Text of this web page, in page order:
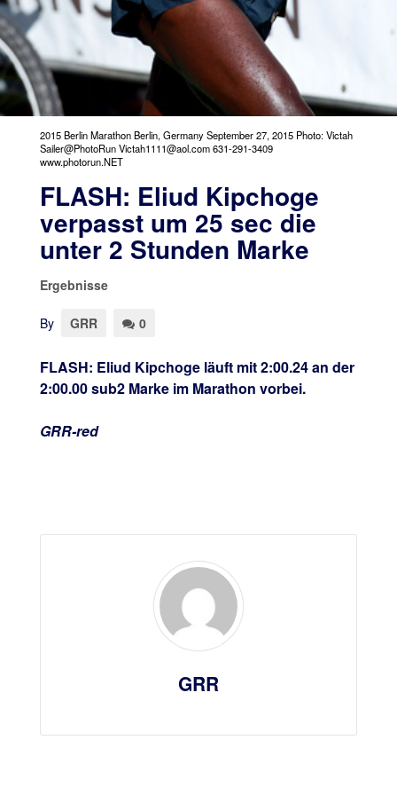
2015 Berlin Marathon Berlin, Germany September 27, 2015 Photo: Victah
Sailer@PhotoRun Victah1111@aol.com 631-291-3409
www.photorun.NET
FLASH: Eliud Kipchoge
verpasst um 25 sec die
unter 2 Stunden Marke
Ergebnisse
By GRR 0
FLASH: Eliud Kipchoge läuft mit 2:00.24 an der
2:00.00 sub2 Marke im Marathon vorbei.
GRR-red
GRR